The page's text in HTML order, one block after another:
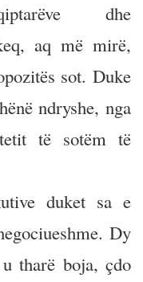
dhe
aq më mirë,
sot. Duke
ndryshe, nga
të sotëm të
duket sa e
Dy
tharë boja, çdo